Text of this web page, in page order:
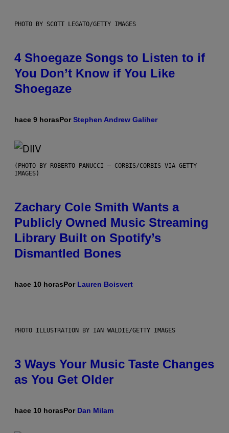
PHOTO BY SCOTT LEGATO/GETTY IMAGES
4 Shoegaze Songs to Listen to if
You Don’t Know if You Like
Shoegaze
hace 9 horasPorStephen Andrew Galiher
(PHOTO BY ROBERTO PANUCCI – CORBIS/CORBIS VIA GETTY
IMAGES)
Zachary Cole Smith Wants a
Publicly Owned Music Streaming
Library Built on Spotify’s
Dismantled Bones
hace 10 horasPor Lauren Boisvert
PHOTO ILLUSTRATION BY IAN WALDIE/GETTY IMAGES
3 Ways Your Music Taste Changes
as You Get Older
hace 10 horasPor Dan Milam